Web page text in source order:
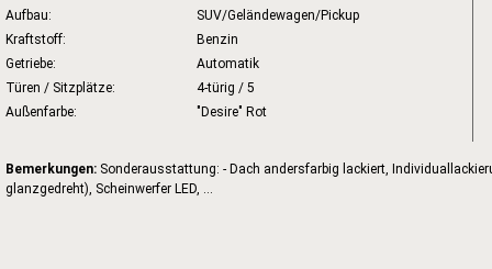
Aufbau:
SUV/Geländewagen/Pickup
Kraftstoff:
Benzin
Getriebe:
Automatik
Türen / Sitzplätze:
4-türig / 5
Außenfarbe:
"Desire" Rot
Bemerkungen: Sonderausstattung: - Dach andersfarbig lackiert,
glanzgedreht), Scheinwerfer LED, ...